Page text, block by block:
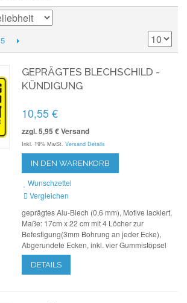
5
GEPRÄGTES BLECHSCHILD -
KÜNDIGUNG
10,55 €
zzgl. 5,95 € Versand
Inkl. 19% MwSt. Versand Details
IN DEN WARENKORB
Wunschzettel
Vergleichen
geprägtes Alu-Blech (0,6 mm), Motive lackiert,
Maße: 17cm x 22 cm mit 4 Löcher zur
Befestigung(3mm Bohrung an jeder Ecke),
Abgerundete Ecken, inkl. vier Gummistöpsel
DETAILS